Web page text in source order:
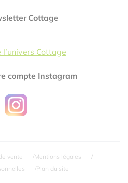
Cottage
l’univers Cottage
compte Instagram
vente
Mentions légales
Plan du site